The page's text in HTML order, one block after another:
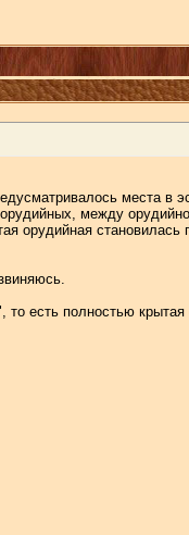
места в
между
орудийная становилась
есть полностью крытая